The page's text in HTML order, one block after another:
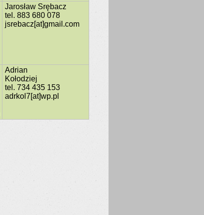
Jarosław Srębacz
tel. 883 680 078
jsrebacz[at]gmail.com
Adrian
Kołodziej
tel. 734 435 153
adrkol7[at]wp.pl